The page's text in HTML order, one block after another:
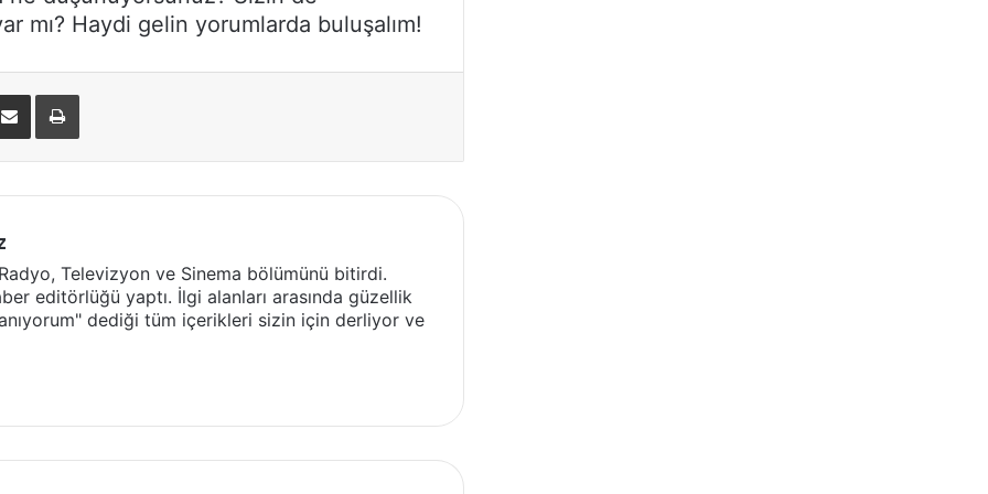
mı? Haydi gelin yorumlarda buluşalım!
E-Posta ile paylaşYazdır
Televizyon ve Sinema bölümünü bitirdi.
editörlüğü yaptı. İlgi alanları arasında güzellik
dediği tüm içerikleri sizin için derliyor ve